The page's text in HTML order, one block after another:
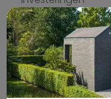
Verkopers die
kosten en geplande
waarderen
notariële akte.
Bij de verkoop van